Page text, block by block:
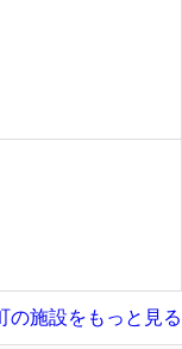
の施設をもっと見る